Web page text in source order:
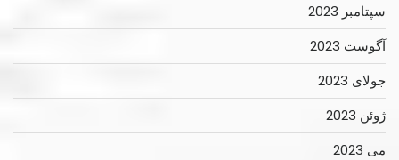
سپتامبر 2023
آگوست 2023
جولای 2023
ژوئن 2023
می 2023